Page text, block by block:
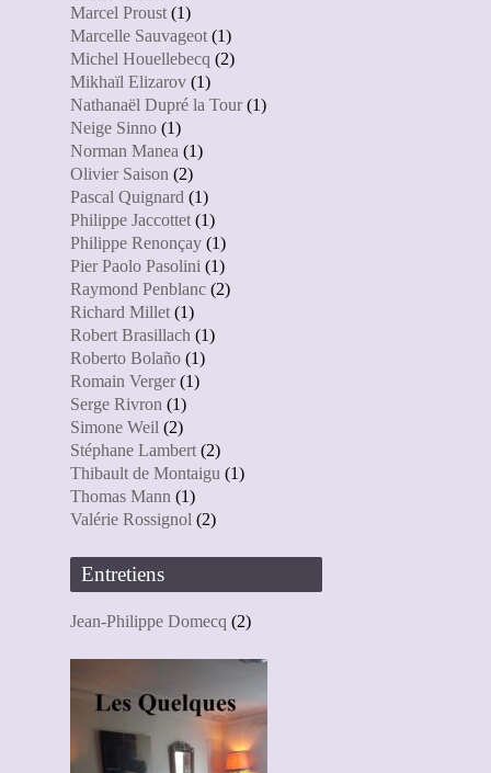
Marcel Proust (1)
Marcelle Sauvageot (1)
Michel Houellebecq (2)
Mikhaïl Elizarov (1)
Nathanaël Dupré la Tour(1)
Neige Sinno (1)
Norman Manea (1)
Olivier Saison (2)
Pascal Quignard (1)
Philippe Jaccottet (1)
Philippe Renonçay (1)
Pier Paolo Pasolini (1)
Raymond Penblanc (2)
Richard Millet (1)
Robert Brasillach (1)
Roberto Bolaño (1)
Romain Verger(1)
Serge Rivron (1)
Simone Weil (2)
Stéphane Lambert (2)
Thibault de Montaigu (1)
Thomas Mann (1)
Valérie Rossignol (2)
Entretiens
Jean-Philippe Domecq (2)